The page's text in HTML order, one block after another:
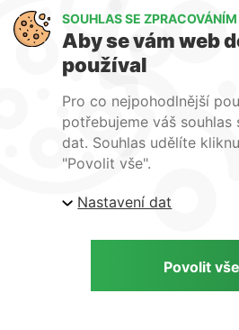
GDPR
WIRPO s.r.o.
Obchodní podmínky
O nás
Kontakty
Firemní web
E-shop Wirpo.cz, Škrobárenská
SOUHLAS SE ZPRACOVÁNÍM
Aby se vám web
používal
Pro co nejpohodlnější
potřebujeme váš souhlas
dat. Souhlas udělíte
"Povolit vše".
Nastavení dat